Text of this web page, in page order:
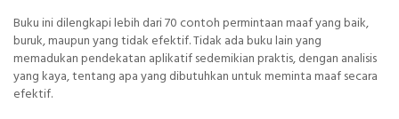
Buku ini dilengkapi lebih dari 70 contoh permintaan maaf yang baik,
buruk, maupun yang tidak efektif. Tidak ada buku lain yang
memadukan pendekatan aplikatif sedemikian praktis, dengan analisis
yang kaya, tentang apa yang dibutuhkan untuk meminta maaf secara
efektif.